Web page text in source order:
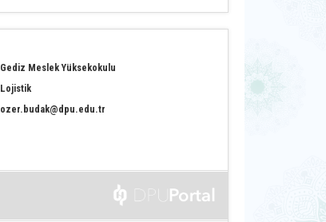
Gediz Meslek Yüksekokulu
Lojistik
ozer.budak@dpu.edu.tr